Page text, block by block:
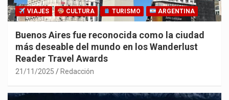
VIAJES CULTURA TURISMO ARGENTINA
Buenos Aires fue reconocida como la ciudad
más deseable del mundo en los Wanderlust
Reader Travel Awards
21/11/2025 Redacción